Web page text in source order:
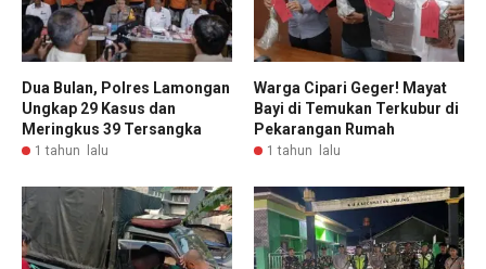
Dua Bulan, Polres Lamongan
Ungkap 29 Kasus dan
Meringkus 39 Tersangka
1 tahun lalu
Warga Cipari Geger! Mayat
Bayi di Temukan Terkubur di
Pekarangan Rumah
1 tahun lalu